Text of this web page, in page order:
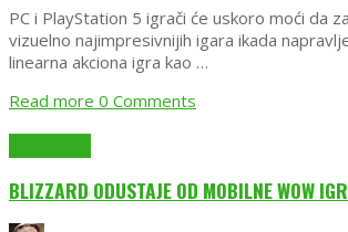
PC i PlayStation 5 igrači će uskoro moći da
vizuelno najimpresivnijih igara ikada
linearna akciona igra kao …
Read more 0 Comments
BLIZZARD ODUSTAJE OD MOBILNE WOW